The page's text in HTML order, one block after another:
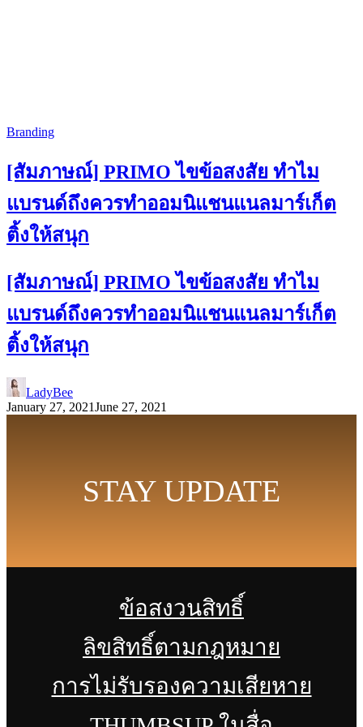
Branding
[สัมภาษณ์] PRIMO ไขข้อสงสัย ทำไม
แบรนด์ถึงควรทำออมนิแชนแนลมาร์เก็ต
ติ้งให้สนุก
[สัมภาษณ์] PRIMO ไขข้อสงสัย ทำไม
แบรนด์ถึงควรทำออมนิแชนแนลมาร์เก็ต
ติ้งให้สนุก
LadyBee
January 27, 2021June 27, 2021
STAY UPDATE
ข้อสงวนสิทธิ์
ลิขสิทธิ์ตามกฎหมาย
การไม่รับรองความเสียหาย